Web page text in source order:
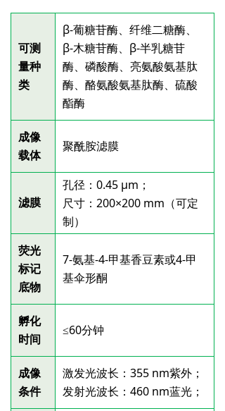
可测
量种
类
β-葡糖苷酶、纤维二糖酶、
β-木糖苷酶、β-半乳糖苷
酶、磷酸酶、亮氨酸氨基肽
酶、酪氨酸氨基肽酶、硫酸
酯酶
成像
载体
聚酰胺滤膜
滤膜
孔径：0.45 μm；
尺寸：200×200 mm（可定
制）
荧光
标记
底物
7-氨基-4-甲基香豆素或4-甲
基伞形酮
孵化
时间
≤60分钟
成像
条件
激发光波长：355 nm紫外；
发射光波长：460 nm蓝光；